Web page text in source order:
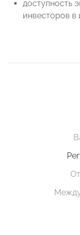
доступность
инвесторов в